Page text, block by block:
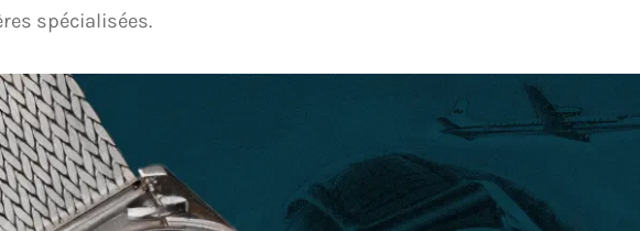
spécialisées.